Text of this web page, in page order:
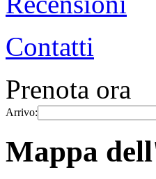
Contatti
Prenota ora
Arrivo:
Mappa